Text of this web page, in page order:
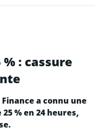
% : cassure
Finance a connu une
% en 24 heures,